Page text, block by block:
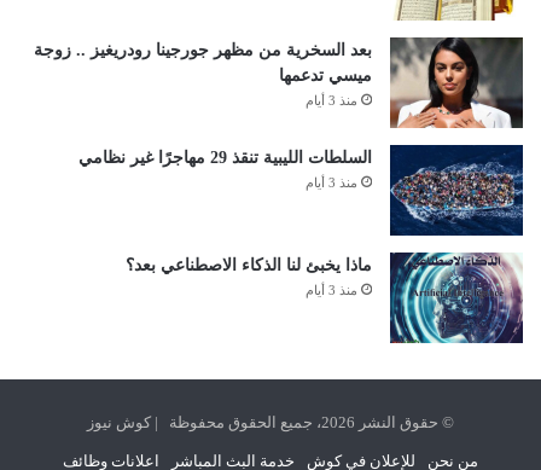
بعد السخرية من مظهر جورجينا رودريغيز .. زوجة
ميسي تدعمها
منذ 3 أيام
السلطات الليبية تنقذ 29 مهاجرًا غير نظامي
منذ 3 أيام
ماذا يخبئ لنا الذكاء الاصطناعي بعد؟
منذ 3 أيام
© حقوق النشر 2026، جميع الحقوق محفوظة | كوش نيوز
من نحن للإعلان في كوش خدمة البث المباشر اعلانات وظائف